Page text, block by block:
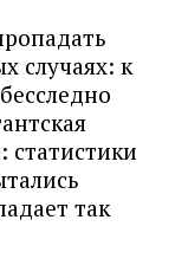
случаях: к
статистики
так